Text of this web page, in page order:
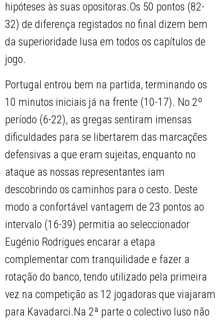
hipóteses às suas opositoras.Os 50 pontos (82-
32) de diferença registados no final dizem bem
da superioridade lusa em todos os capítulos de
jogo.
Portugal entrou bem na partida, terminando os
10 minutos iniciais já na frente (10-17). No 2º
período (6-22), as gregas sentiram imensas
dificuldades para se libertarem das marcações
defensivas a que eram sujeitas, enquanto no
ataque as nossas representantes iam
descobrindo os caminhos para o cesto. Deste
modo a confortável vantagem de 23 pontos ao
intervalo (16-39) permitia ao seleccionador
Eugénio Rodrigues encarar a etapa
complementar com tranquilidade e fazer a
rotação do banco, tendo utilizado pela primeira
vez na competição as 12 jogadoras que viajaram
para Kavadarci.Na 2ª parte o colectivo luso não